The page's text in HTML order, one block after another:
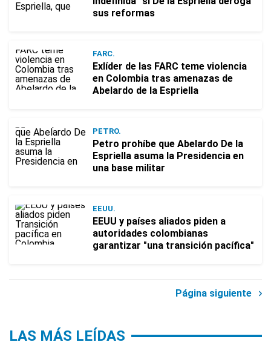
sus reformas
FARC.
Exlíder de las FARC teme violencia
en Colombia tras amenazas de
Abelardo de la Espriella
PETRO.
Petro prohíbe que Abelardo De la
Espriella asuma la Presidencia en
una base militar
EEUU.
EEUU y países aliados piden a
autoridades colombianas
garantizar "una transición pacífica"
Página siguiente
LAS MÁS LEÍDAS